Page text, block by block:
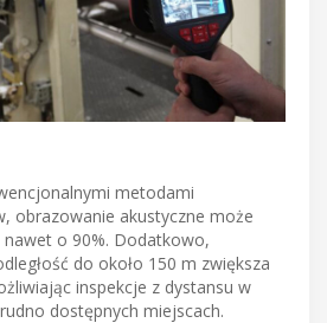
metodami
obrazowanie akustyczne może
nawet o 90%. Dodatkowo,
do około 150 m zwiększa
inspekcje z dystansu w
dostępnych miejscach.